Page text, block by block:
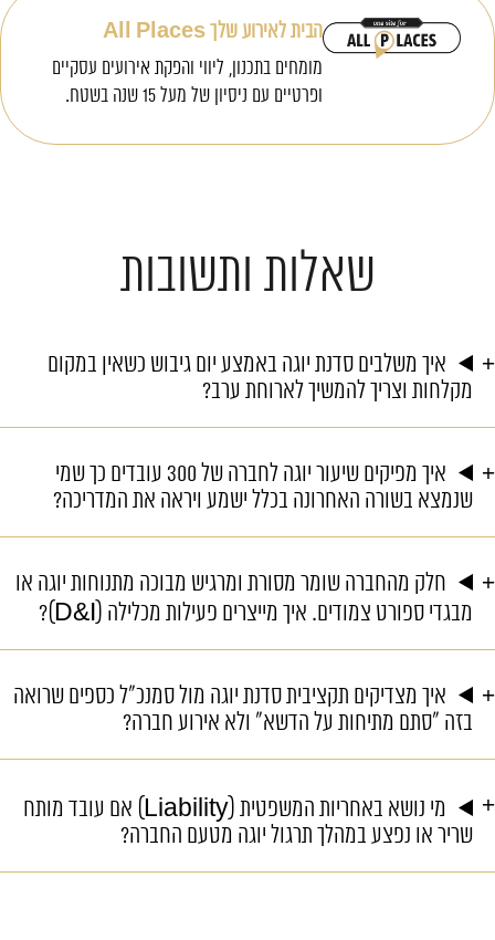
הבית לאירוע שלך All Places
מומחים בתכנון, ליווי והפקת אירועים עסקיים
ופרטיים עם ניסיון של מעל 15 שנה בשטח.
שאלות ותשובות
איך משלבים סדנת יוגה באמצע יום גיבוש כשאין במקום
מקלחות וצריך להמשיך לארוחת ערב?
איך מפיקים שיעור יוגה לחברה של 300 עובדים כך שמי
שנמצא בשורה האחרונה בכלל ישמע ויראה את המדריכה?
חלק מהחברה שומר מסורת ומרגיש מבוכה מתנוחות יוגה או
מבגדי ספורט צמודים. איך מייצרים פעילות מכלילה (D&I)?
איך מצדיקים תקציבית סדנת יוגה מול סמנכ"ל כספים שרואה
בזה "סתם מתיחות על הדשא" ולא אירוע חברה?
מי נושא באחריות המשפטית (Liability) אם עובד מותח
שריר או נפצע במהלך תרגול יוגה מטעם החברה?